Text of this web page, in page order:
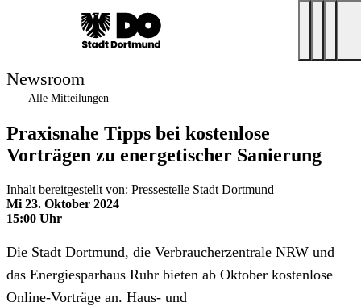
Newsroom
Alle Mitteilungen
Praxisnahe Tipps bei kostenlose
Vorträgen zu energetischer Sanierung
Inhalt bereitgestellt von: Pressestelle Stadt Dortmund
Mi 23. Oktober 2024
15:00 Uhr
Die Stadt Dortmund, die Verbraucherzentrale NRW und
das Energiesparhaus Ruhr bieten ab Oktober kostenlose
Online-Vorträge an. Haus- und